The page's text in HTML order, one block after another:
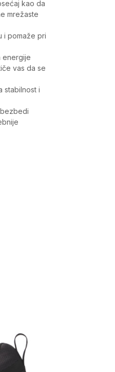
kao da
mrežaste
i pomaže pri
energije
vas da se
stabilnost i